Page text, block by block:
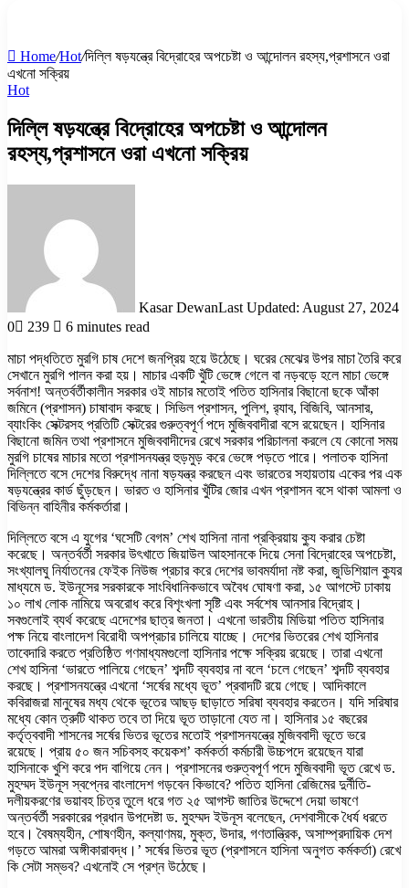
Home/Hot/দিল্লি ষড়যন্ত্রে বিদ্রোহের অপচেষ্টা ও আন্দোলন রহস্য,প্রশাসনে ওরা
এখনো সক্রিয়
Hot
দিল্লি ষড়যন্ত্রে বিদ্রোহের অপচেষ্টা ও আন্দোলন
রহস্য,প্রশাসনে ওরা এখনো সক্রিয়
Kasar DewanLast Updated: August 27, 2024
0
239 6 minutes read
মাচা পদ্ধতিতে মুরগি চাষ দেশে জনপ্রিয় হয়ে উঠেছে। ঘরের মেঝের উপর মাচা তৈরি করে
সেখানে মুরগি পালন করা হয়। মাচার একটি খুঁটি ভেঙ্গে গেলে বা নড়বড়ে হলে মাচা ভেঙ্গে
সর্বনাশ! অন্তর্বর্তীকালীন সরকার ওই মাচার মতোই পতিত হাসিনার বিছানো ছকে আঁকা
জমিনে (প্রশাসন) চাষাবাদ করছে। সিভিল প্রশাসন, পুলিশ, র‌্যাব, বিজিবি, আনসার,
ব্যাংকিং সেক্টরসহ প্রতিটি সেক্টরের গুরুত্বপূর্ণ পদে মুজিববাদীরা বসে রয়েছেন। হাসিনার
বিছানো জমিন তথা প্রশাসনে মুজিববাদীদের রেখে সরকার পরিচালনা করলে যে কোনো সময়
মুরগি চাষের মাচার মতো প্রশাসনযন্ত্র হুড়মুড় করে ভেঙ্গে পড়তে পারে। পলাতক হাসিনা
দিল্লিতে বসে দেশের বিরুদ্ধে নানা ষড়যন্ত্র করছেন এবং ভারতের সহায়তায় একের পর এক
ষড়যন্ত্রের কার্ড ছুঁড়ছেন। ভারত ও হাসিনার খুঁটির জোর এখন প্রশাসন বসে থাকা আমলা ও
বিভিন্ন বাহিনীর কর্মকর্তারা।
দিল্লিতে বসে এ যুগের ‘ঘসেটি বেগম’ শেখ হাসিনা নানা প্রক্রিয়ায় ক্যু করার চেষ্টা
করেছে। অন্তর্বর্তী সরকার উৎখাতে জিয়াউল আহসানকে দিয়ে সেনা বিদ্রোহের অপচেষ্টা,
সংখ্যালঘু নির্যাতনের ফেইক নিউজ প্রচার করে দেশের ভাবমর্যাদা নষ্ট করা, জুডিশিয়াল ক্যুর
মাধ্যমে ড. ইউনূসের সরকারকে সাংবিধানিকভাবে অবৈধ ঘোষণা করা, ১৫ আগস্টে ঢাকায়
১০ লাখ লোক নামিয়ে অবরোধ করে বিশৃংখলা সৃষ্টি এবং সর্বশেষ আনসার বিদ্রোহ।
সবগুলোই ব্যর্থ করেছে এদেশের ছাত্র জনতা। এখনো ভারতীয় মিডিয়া পতিত হাসিনার
পক্ষ নিয়ে বাংলাদেশ বিরোধী অপপ্রচার চালিয়ে যাচ্ছে। দেশের ভিতরের শেখ হাসিনার
তাবেদারি করতে প্রতিষ্ঠিত গণমাধ্যমগুলো হাসিনার পক্ষে সক্রিয় রয়েছে। তারা এখনো
শেখ হাসিনা ‘ভারতে পালিয়ে গেছেন’ শব্দটি ব্যবহার না বলে ‘চলে গেছেন’ শব্দটি ব্যবহার
করছে। প্রশাসনযন্ত্রে এখনো ‘সর্ষের মধ্যে ভূত’ প্রবাদটি রয়ে গেছে। আদিকালে
কবিরাজরা মানুষের মধ্য থেকে ভূতের আছড় ছাড়াতে সরিষা ব্যবহার করতেন। যদি সরিষার
মধ্যে কোন ত্রুটি থাকত তবে তা দিয়ে ভূত তাড়ানো যেত না। হাসিনার ১৫ বছরের
কর্তৃত্ববাদী শাসনের সর্ষের ভিতর ভূতের মতোই প্রশাসনযন্ত্রে মুজিববাদী ভূতে ভরে
রয়েছে। প্রায় ৫০ জন সচিবসহ কয়েকশ’ কর্মকর্তা কর্মচারী উচ্চপদে রয়েছেন যারা
হাসিনাকে খুশি করে পদ বাগিয়ে নেন। প্রশাসনের গুরুত্বপূর্ণ পদে মুজিববাদী ভূত রেখে ড.
মুহম্মদ ইউনূস স্বপ্নের বাংলাদেশ গড়বেন কিভাবে? পতিত হাসিনা রেজিমের দুর্নীতি-
দলীয়করণের ভয়াবহ চিত্র তুলে ধরে গত ২৫ আগস্ট জাতির উদ্দেশে দেয়া ভাষণে
অন্তর্বর্তী সরকারের প্রধান উপদেষ্টা ড. মুহম্মদ ইউনূস বলেছেন, দেশবাসীকে ধৈর্য ধরতে
হবে। বৈষম্যহীন, শোষণহীন, কল্যাণময়, মুক্ত, উদার, গণতান্ত্রিক, অসাম্প্রদায়িক দেশ
গড়তে আমরা অঙ্গীকারাবদ্ধ।’ সর্ষের ভিতর ভূত (প্রশাসনে হাসিনা অনুগত কর্মকর্তা) রেখে
কি সেটা সম্ভব? এখনোই সে প্রশ্ন উঠেছে।